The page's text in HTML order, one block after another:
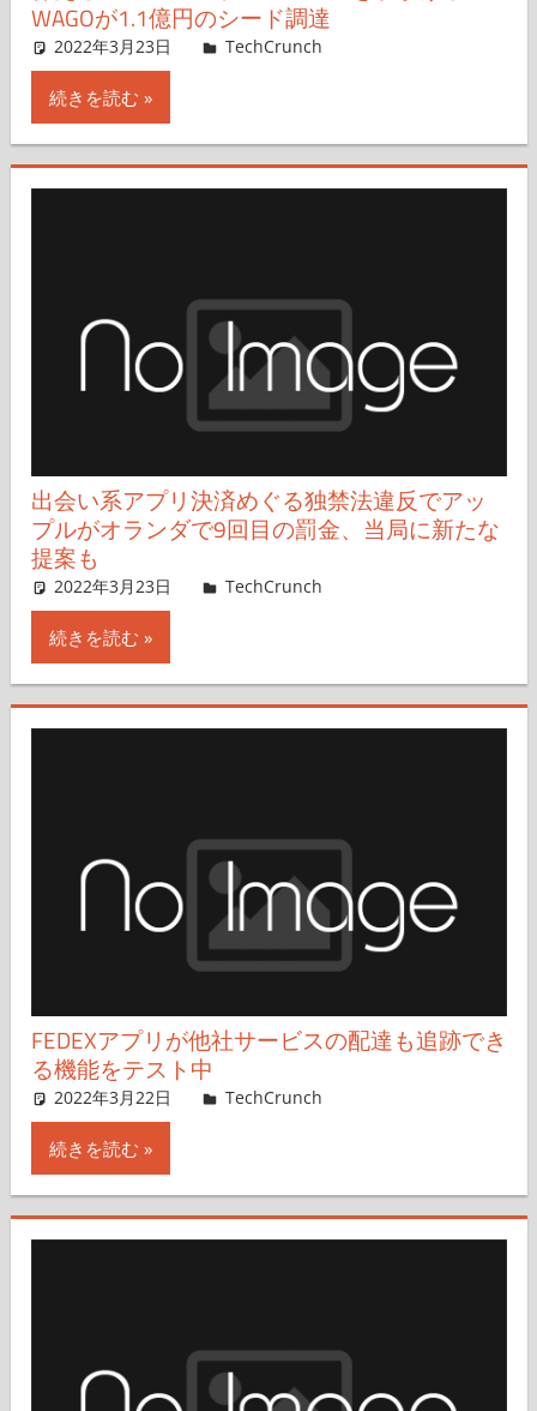
WAGOが1.1億円のシード調達
2022年3月23日 Hisashi Shibata
TechCrunch
続きを読む
出会い系アプリ決済めぐる独禁法違反でアッ
プルがオランダで9回目の罰金、当局に新たな
提案も
2022年3月23日 Natasha Lomas,Nariko Mizoguchi
TechCrunch
続きを読む
FEDEXアプリが他社サービスの配達も追跡でき
る機能をテスト中
2022年3月22日 Sarah Perez,Nobuo Takahashi
TechCrunch
続きを読む